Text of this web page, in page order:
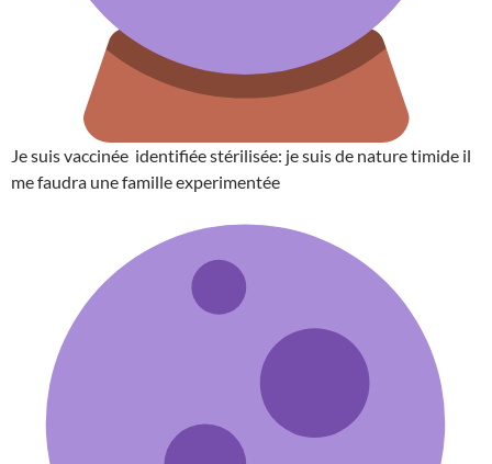
Je suis vaccinée identifiée stérilisée: je suis de nature timide il
me faudra une famille experimentée